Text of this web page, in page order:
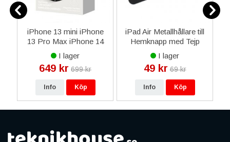
iPhone 13 mini iPhone
13 Pro Max iPhone 14
Plus iPhone 14 Pro Max
iPhone 15 Plus iPhone
15 Pro Max Baseus
Magnetisk Mobilhållare
I lager
649 kr 699 kr
Info Köp
iPad Air Metallhållare till
Hemknapp med Tejp
I lager
49 kr 69 kr
Info Köp